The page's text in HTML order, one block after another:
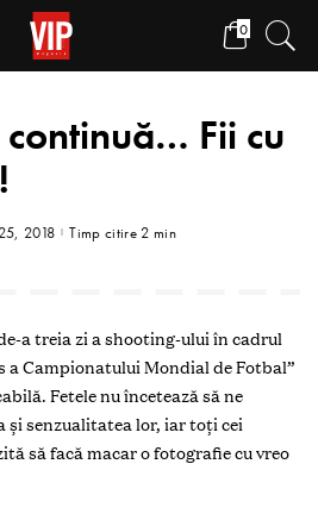
0
Fii cu
2018 Timp citire 2 min
a treia zi a shooting-ului în cadrul
a Campionatului Mondial de Fotbal”
Fetele nu încetează să ne
și senzualitatea lor, iar toți cei
să facă macar o fotografie cu vreo